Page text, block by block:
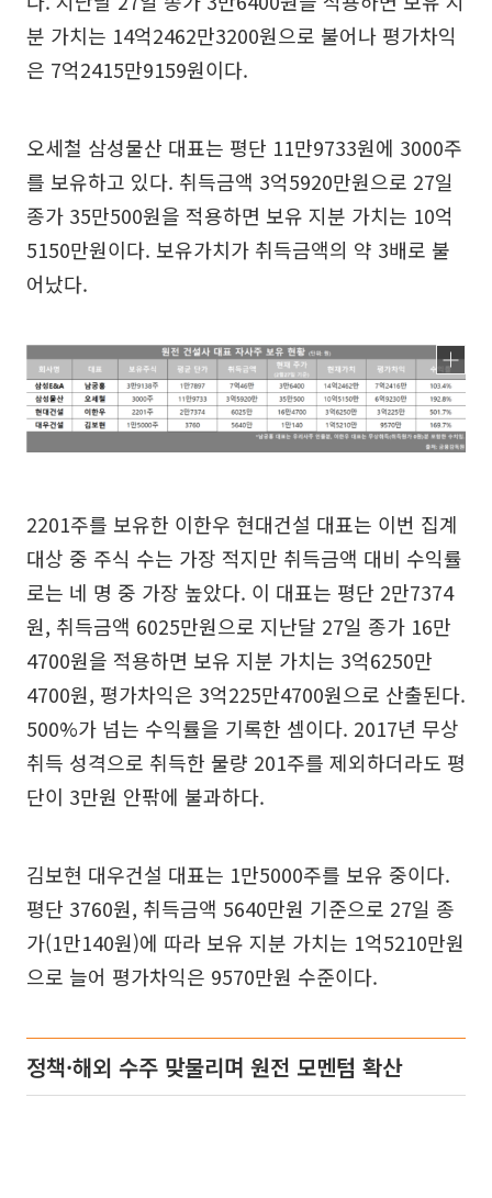
분 가치는 14억2462만3200원으로 불어나 평가차익
은 7억2415만9159원이다.
오세철 삼성물산 대표는 평단 11만9733원에 3000주
를 보유하고 있다. 취득금액 3억5920만원으로 27일
종가 35만500원을 적용하면 보유 지분 가치는 10억
5150만원이다. 보유가치가 취득금액의 약 3배로 불
어났다.
2201주를 보유한 이한우 현대건설 대표는 이번 집계
대상 중 주식 수는 가장 적지만 취득금액 대비 수익률
로는 네 명 중 가장 높았다. 이 대표는 평단 2만7374
원, 취득금액 6025만원으로 지난달 27일 종가 16만
4700원을 적용하면 보유 지분 가치는 3억6250만
4700원, 평가차익은 3억225만4700원으로 산출된다.
500%가 넘는 수익률을 기록한 셈이다. 2017년 무상
취득 성격으로 취득한 물량 201주를 제외하더라도 평
단이 3만원 안팎에 불과하다.
김보현 대우건설 대표는 1만5000주를 보유 중이다.
평단 3760원, 취득금액 5640만원 기준으로 27일 종
가(1만140원)에 따라 보유 지분 가치는 1억5210만원
으로 늘어 평가차익은 9570만원 수준이다.
정책·해외 수주 맞물리며 원전 모멘텀 확산